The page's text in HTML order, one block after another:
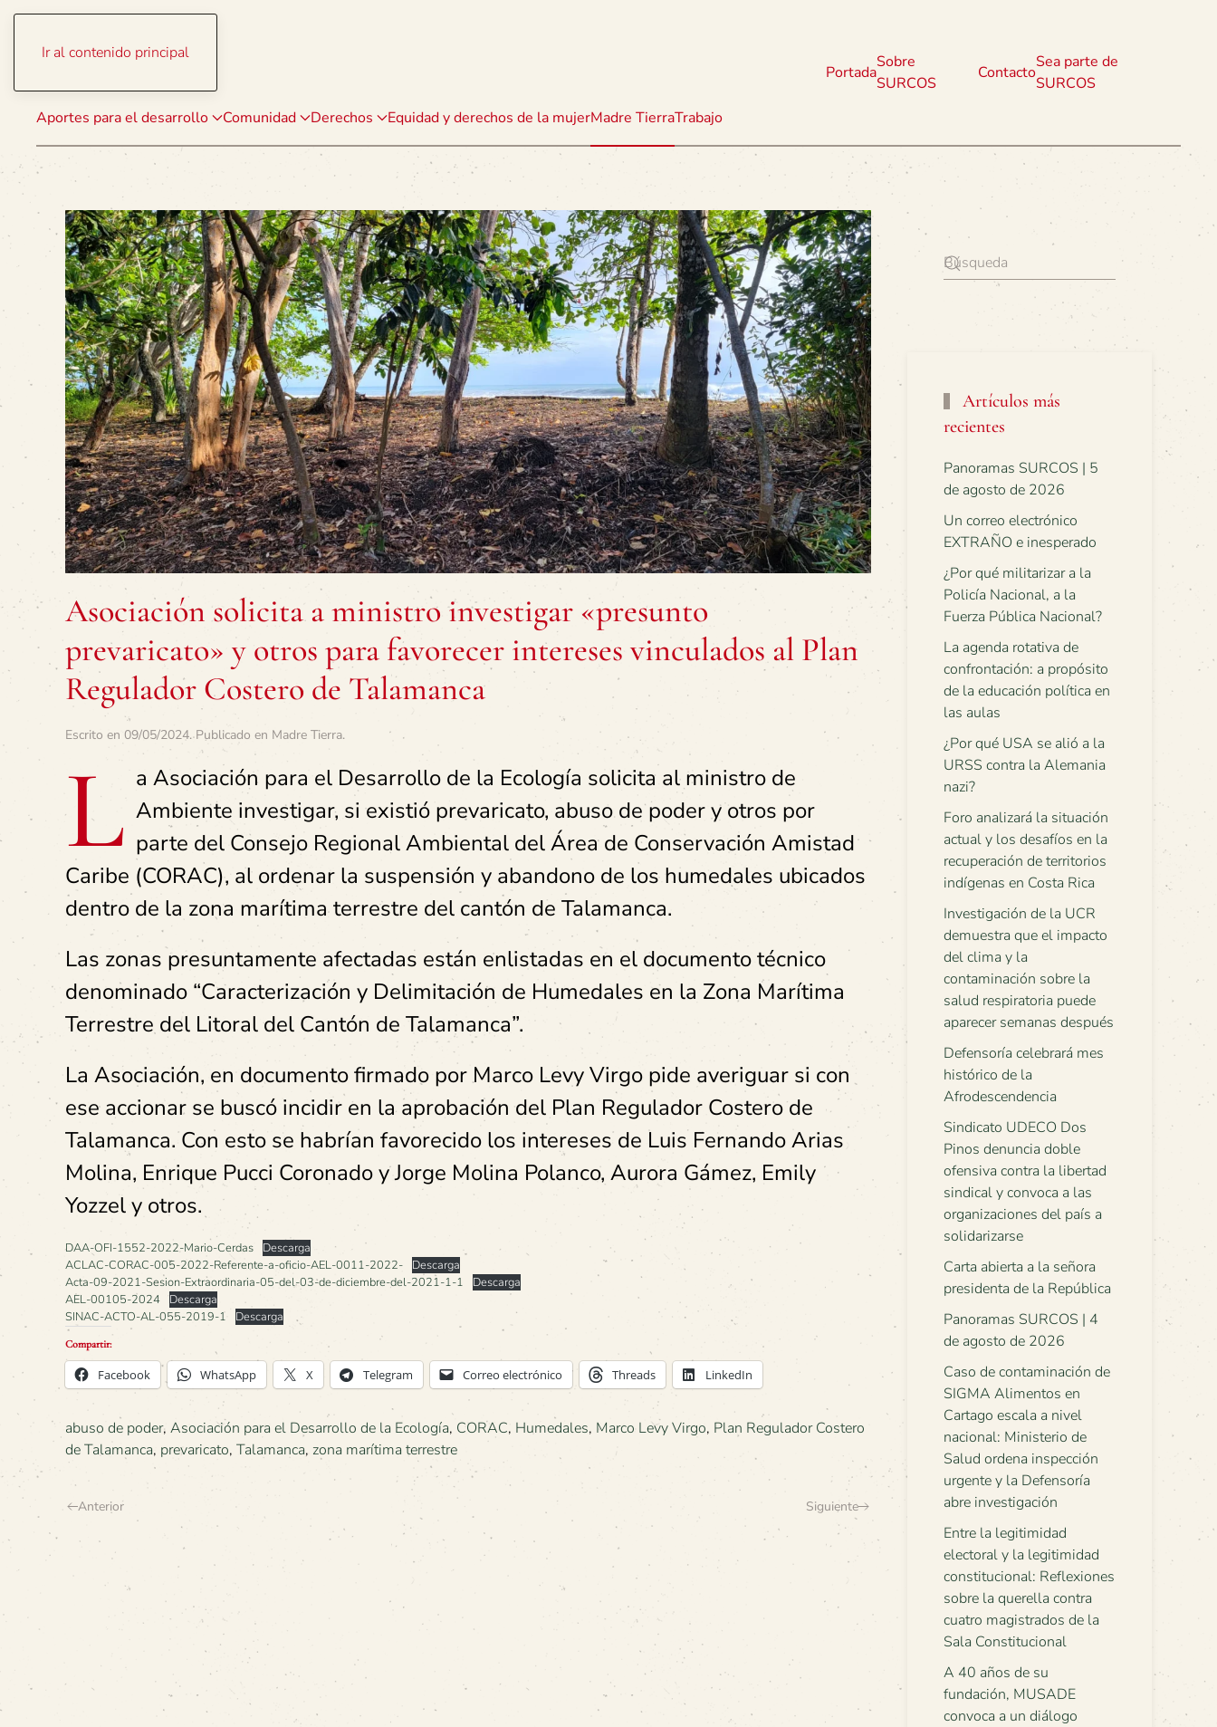
Ir al contenido principal
Aportes para el desarrollo Comunidad Derechos Equidad y derechos de la mujerMadre TierraTrabajo
Portada
Sobre
SURCOS
Contacto
Sea parte de
SURCOS
Asociación solicita a ministro investigar «presunto
prevaricato» y otros para favorecer intereses vinculados al Plan
Regulador Costero de Talamanca
Escrito en 09/05/2024. Publicado en Madre Tierra.
L a Asociación para el Desarrollo de la Ecología solicita al ministro de
Ambiente investigar, si existió prevaricato, abuso de poder y otros por
parte del Consejo Regional Ambiental del Área de Conservación Amistad
Caribe (CORAC), al ordenar la suspensión y abandono de los humedales ubicados
dentro de la zona marítima terrestre del cantón de Talamanca.
Las zonas presuntamente afectadas están enlistadas en el documento técnico
denominado “Caracterización y Delimitación de Humedales en la Zona Marítima
Terrestre del Litoral del Cantón de Talamanca”.
La Asociación, en documento firmado por Marco Levy Virgo pide averiguar si con
ese accionar se buscó incidir en la aprobación del Plan Regulador Costero de
Talamanca. Con esto se habrían favorecido los intereses de Luis Fernando Arias
Molina, Enrique Pucci Coronado y Jorge Molina Polanco, Aurora Gámez, Emily
Yozzel y otros.
DAA-OFI-1552-2022-Mario-Cerdas
Descarga
ACLAC-CORAC-005-2022-Referente-a-oficio-AEL-0011-2022-
Descarga
Acta-09-2021-Sesion-Extraordinaria-05-del-03-de-diciembre-del-2021-1-1
Descarga
AEL-00105-2024
Descarga
SINAC-ACTO-AL-055-2019-1
Descarga
Compartir:
Facebook WhatsApp X Telegram Correo electrónico Threads LinkedIn
abuso de poder, Asociación para el Desarrollo de la Ecología, CORAC, Humedales, Marco Levy Virgo, Plan Regulador Costero
de Talamanca, prevaricato, Talamanca, zona marítima terrestre
Anterior Siguiente
Artículos más
recientes
Panoramas SURCOS | 5
de agosto de 2026
Un correo electrónico
EXTRAÑO e inesperado
¿Por qué militarizar a la
Policía Nacional, a la
Fuerza Pública Nacional?
La agenda rotativa de
confrontación: a propósito
de la educación política en
las aulas
¿Por qué USA se alió a la
URSS contra la Alemania
nazi?
Foro analizará la situación
actual y los desafíos en la
recuperación de territorios
indígenas en Costa Rica
Investigación de la UCR
demuestra que el impacto
del clima y la
contaminación sobre la
salud respiratoria puede
aparecer semanas después
Defensoría celebrará mes
histórico de la
Afrodescendencia
Sindicato UDECO Dos
Pinos denuncia doble
ofensiva contra la libertad
sindical y convoca a las
organizaciones del país a
solidarizarse
Carta abierta a la señora
presidenta de la República
Panoramas SURCOS | 4
de agosto de 2026
Caso de contaminación de
SIGMA Alimentos en
Cartago escala a nivel
nacional: Ministerio de
Salud ordena inspección
urgente y la Defensoría
abre investigación
Entre la legitimidad
electoral y la legitimidad
constitucional: Reflexiones
sobre la querella contra
cuatro magistrados de la
Sala Constitucional
A 40 años de su
fundación, MUSADE
convoca a un diálogo